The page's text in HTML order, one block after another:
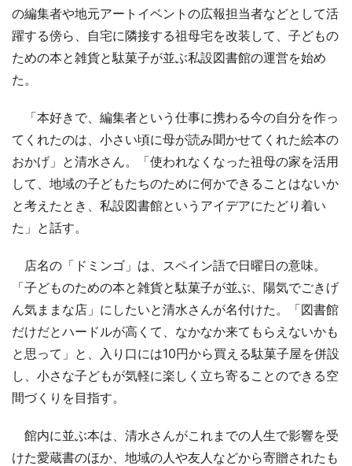
の編集者や地元アートイベントの広報担当者などとして活
躍する傍ら、自宅に隣接する祖母宅を改装して、子どもの
ための本と雑貨と駄菓子が並ぶ私設図書館の運営を始め
た。
「本好きで、編集者という仕事に携わる今の自分を作っ
てくれたのは、小さい頃に母が読み聞かせてくれた絵本の
おかげ」と清水さん。「使われなくなった祖母の家を活用
して、地域の子どもたちのために何かできることはないか
と考えたとき、私設図書館というアイデアにたどり着い
た」と話す。
店名の「ドミンゴ」は、スペイン語で日曜日の意味。
「子どものための本と雑貨と駄菓子が並ぶ、陽気でごきげ
ん気ままな店」にしたいと清水さんが名付けた。「図書館
だけだとハードルが高くて、なかなか来てもらえないかも
と思って」と、入り口には10円から買える駄菓子屋を併設
し、小さな子どもが気軽に楽しく立ち寄ることのできる空
間づくりを目指す。
館内に並ぶ本は、清水さんがこれまでの人生で影響を受
けた愛蔵書のほか、地域の人や友人などから寄贈されたも